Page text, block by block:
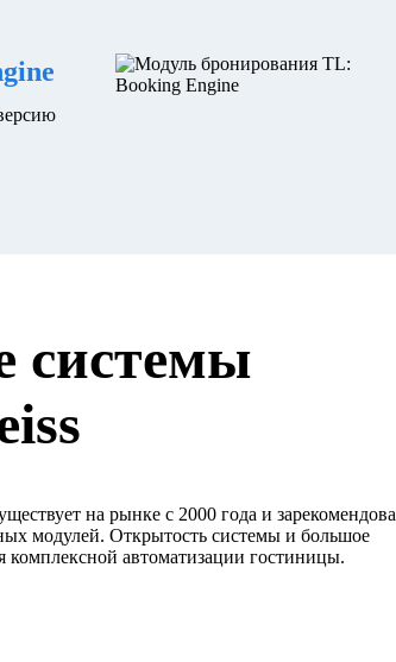
системы
на рынке с 2000 года и
модулей. Открытость системы и большое
автоматизации гостиницы.